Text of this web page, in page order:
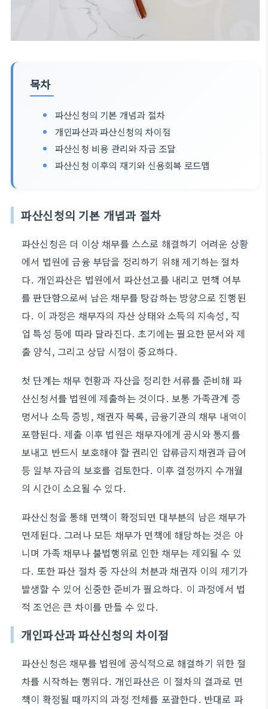
목차
파산신청의 기본 개념과 절차
개인파산과 파산신청의 차이점
파산신청 비용 관리와 자금 조달
파산신청 이후의 재기와 신용회복 로드맵
파산신청의 기본 개념과 절차
파산신청은 더 이상 채무를 스스로 해결하기 어려운 상황
에서 법원에 금융 부담을 정리하기 위해 제기하는 절차
다. 개인파산은 법원에서 파산선고를 내리고 면책 여부
를 판단함으로써 남은 채무를 탕감하는 방향으로 진행된
다. 이 과정은 채무자의 자산 상태와 소득의 지속성, 직
업 특성 등에 따라 달라진다. 초기에는 필요한 문서와 제
출 양식, 그리고 상담 시점이 중요하다.
첫 단계는 채무 현황과 자산을 정리한 서류를 준비해 파
산신청서를 법원에 제출하는 것이다. 보통 가족관계 증
명서나 소득 증빙, 채권자 목록, 금융기관의 채무 내역이
포함된다. 제출 이후 법원은 채무자에게 공시와 통지를
보내고 반드시 보호해야 할 권리인 압류금지채권과 급여
등 일부 자금의 보호를 검토한다. 이후 결정까지 수개월
의 시간이 소요될 수 있다.
파산신청을 통해 면책이 확정되면 대부분의 남은 채무가
면제된다. 그러나 모든 채무가 면책에 해당하는 것은 아
니며 가족 채무나 불법행위로 인한 채무는 제외될 수 있
다. 또한 파산 절차 중 자산의 처분과 채권자 이의 제기가
발생할 수 있어 신중한 준비가 필요하다. 이 과정에서 법
적 조언은 큰 차이를 만들 수 있다.
개인파산과 파산신청의 차이점
파산신청은 채무를 법원에 공식적으로 해결하기 위한 절
차를 시작하는 행위다. 개인파산은 이 절차의 결과로 면
책이 확정될 때까지의 과정 전체를 포괄한다. 반대로 파